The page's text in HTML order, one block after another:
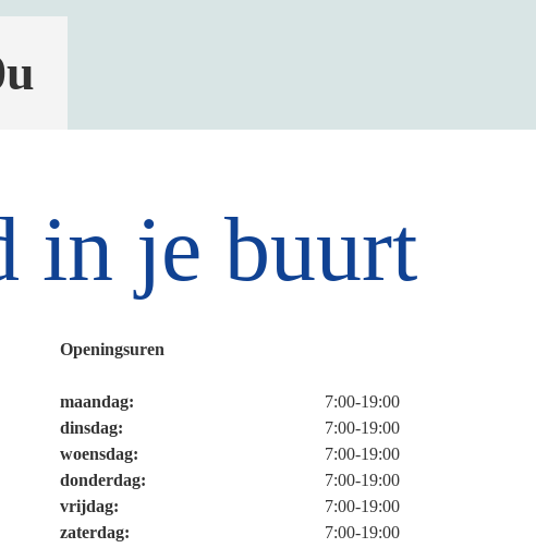
u
in je buurt
Openingsuren
Dag
Time
slot
maandag:
7:00-19:00
dinsdag:
7:00-19:00
woensdag:
7:00-19:00
donderdag:
7:00-19:00
vrijdag:
7:00-19:00
zaterdag:
7:00-19:00